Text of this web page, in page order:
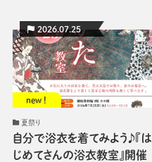
new !
自分で浴衣を着てみよう♪『は
じめてさんの浴衣教室』開催
2026.07.25
夏祭り